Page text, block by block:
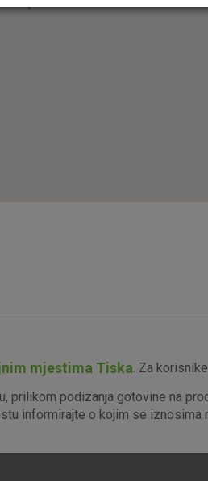
mjestima Tiska. Za
prilikom podizanja gotovine na
informirajte o kojim se iznosima